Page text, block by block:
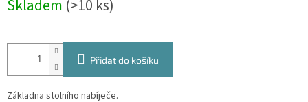
cena:
Skladem (>10 ks)
Přidat do košíku
Základna stolního nabíječe.